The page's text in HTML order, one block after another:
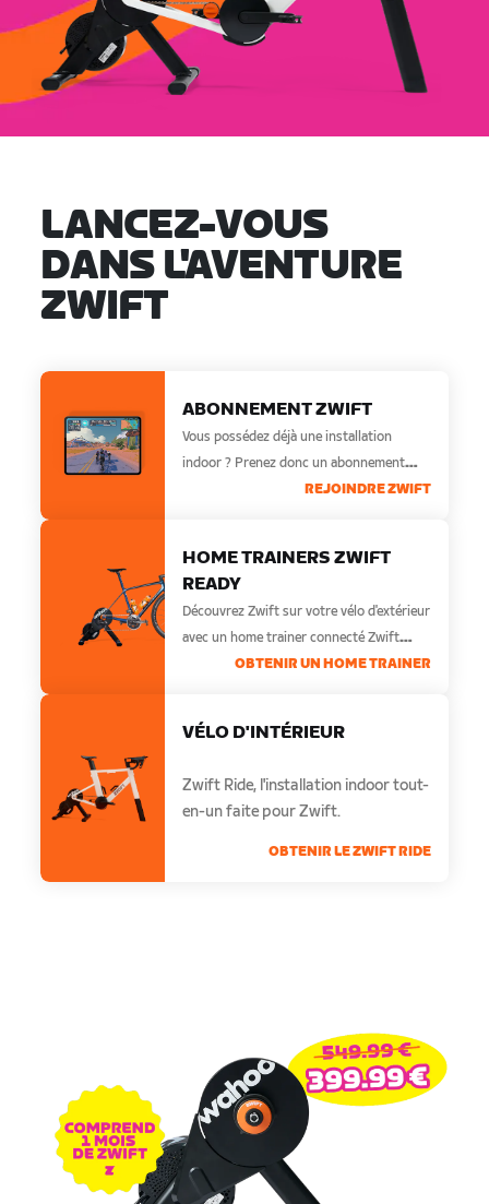
LANCEZ-VOUS
DANS L'AVENTURE
ZWIFT
ABONNEMENT ZWIFT
Vous possédez déjà une installation
indoor ? Prenez donc un abonnement
REJOINDRE ZWIFT
HOME TRAINERS ZWIFT
READY
Découvrez Zwift sur votre vélo d'extérieur
avec un home trainer connecté Zwift
OBTENIR UN HOME TRAINER
VÉLO D'INTÉRIEUR
Zwift Ride, l'installation indoor tout-
en-un faite pour Zwift.
OBTENIR LE ZWIFT RIDE